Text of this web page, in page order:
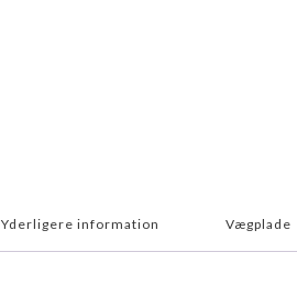
Yderligere information Vægplade